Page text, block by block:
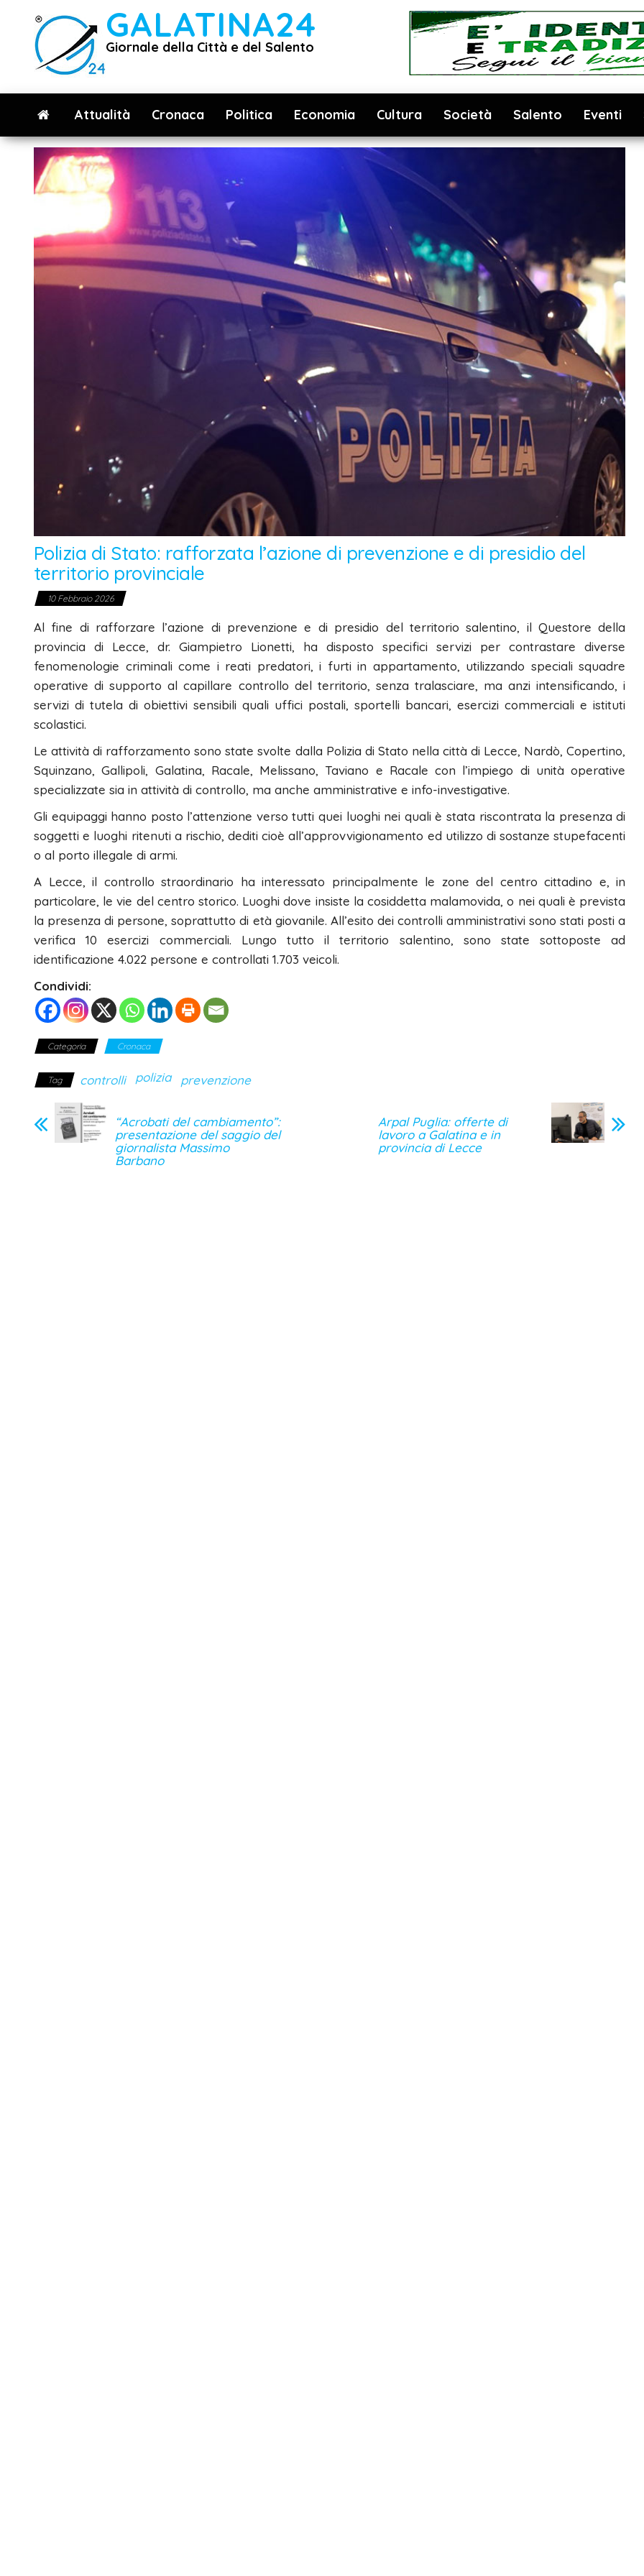
contenuto
GALATINA24
Giornale della Città e del Salento
Attualità Cronaca Politica Economia Cultura Società Salento Eventi
Polizia di Stato: rafforzata l’azione di prevenzione e di presidio del
territorio provinciale
10 Febbraio 2026
Al fine di rafforzare l’azione di prevenzione e di presidio del territorio salentino, il Questore della
provincia di Lecce, dr. Giampietro Lionetti, ha disposto specifici servizi per contrastare diverse
fenomenologie criminali come i reati predatori, i furti in appartamento, utilizzando speciali squadre
operative di supporto al capillare controllo del territorio, senza tralasciare, ma anzi intensificando, i
servizi di tutela di obiettivi sensibili quali uffici postali, sportelli bancari, esercizi commerciali e istituti
scolastici.
Le attività di rafforzamento sono state svolte dalla Polizia di Stato nella città di Lecce, Nardò, Copertino,
Squinzano, Gallipoli, Galatina, Racale, Melissano, Taviano e Racale con l’impiego di unità operative
specializzate sia in attività di controllo, ma anche amministrative e info-investigative.
Gli equipaggi hanno posto l’attenzione verso tutti quei luoghi nei quali è stata riscontrata la presenza di
soggetti e luoghi ritenuti a rischio, dediti cioè all’approvvigionamento ed utilizzo di sostanze stupefacenti
o al porto illegale di armi.
A Lecce, il controllo straordinario ha interessato principalmente le zone del centro cittadino e, in
particolare, le vie del centro storico. Luoghi dove insiste la cosiddetta malamovida, o nei quali è prevista
la presenza di persone, soprattutto di età giovanile. All’esito dei controlli amministrativi sono stati posti a
verifica 10 esercizi commerciali. Lungo tutto il territorio salentino, sono state sottoposte ad
identificazione 4.022 persone e controllati 1.703 veicoli.
Condividi:
Categoria Cronaca
Tag controlli polizia prevenzione
“Acrobati del cambiamento”:
presentazione del saggio del
giornalista Massimo
Barbano
Arpal Puglia: offerte di
lavoro a Galatina e in
provincia di Lecce